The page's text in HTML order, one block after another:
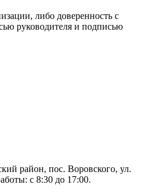
либо доверенность с
руководителя и подписью
район, пос. Воровского, ул.
с 8:30 до 17:00.